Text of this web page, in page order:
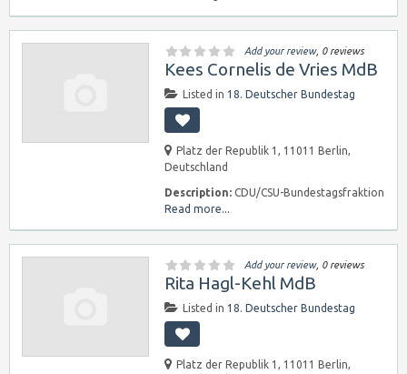
Add your review, 0 reviews
Kees Cornelis de Vries MdB
Listed in 18. Deutscher Bundestag
Platz der Republik 1, 11011 Berlin,
Deutschland
Description: CDU/CSU-Bundestagsfraktion
Read more...
Add your review, 0 reviews
Rita Hagl-Kehl MdB
Listed in 18. Deutscher Bundestag
Platz der Republik 1, 11011 Berlin,